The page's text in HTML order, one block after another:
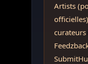
Artists